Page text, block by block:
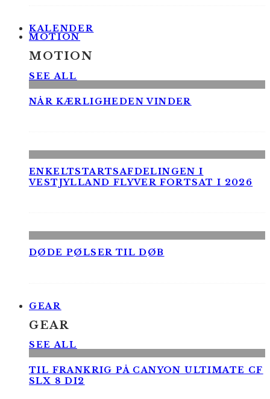
KALENDER
MOTION
MOTION
SEE ALL
NÅR KÆRLIGHEDEN VINDER
ENKELTSTARTSAFDELINGEN I
VESTJYLLAND FLYVER FORTSAT I 2026
DØDE PØLSER TIL DØB
GEAR
GEAR
SEE ALL
TIL FRANKRIG PÅ CANYON ULTIMATE CF
SLX 8 DI2